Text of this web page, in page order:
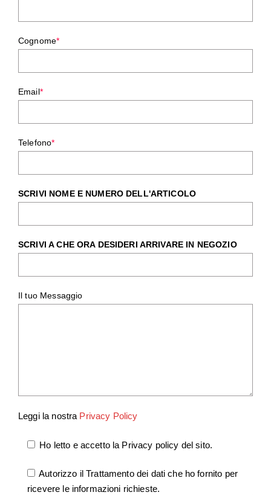
Cognome*
Email*
Telefono*
SCRIVI NOME E NUMERO DELL'ARTICOLO
SCRIVI A CHE ORA DESIDERI ARRIVARE IN NEGOZIO
Il tuo Messaggio
Leggi la nostra Privacy Policy
Ho letto e accetto la Privacy policy del sito.
Autorizzo il Trattamento dei dati che ho fornito per
ricevere le informazioni richieste.